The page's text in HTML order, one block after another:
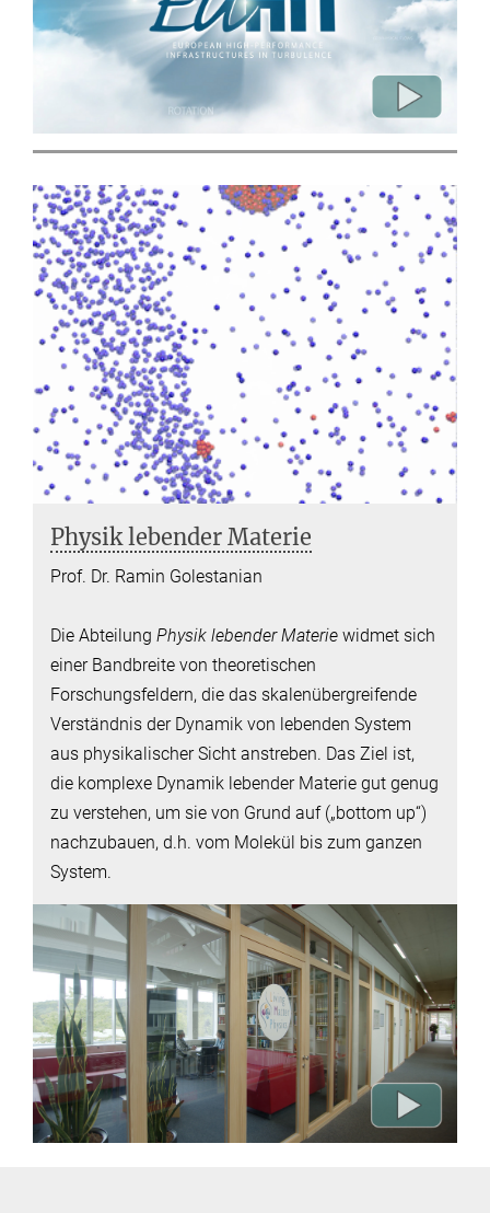
Physik lebender Materie
Prof. Dr. Ramin Golestanian
Die Abteilung Physik lebender Materie widmet sich
einer Bandbreite von theoretischen
Forschungsfeldern, die das skalenübergreifende
Verständnis der Dynamik von lebenden System
aus physikalischer Sicht anstreben. Das Ziel ist,
die komplexe Dynamik lebender Materie gut genug
zu verstehen, um sie von Grund auf („bottom up“)
nachzubauen, d.h. vom Molekül bis zum ganzen
System.